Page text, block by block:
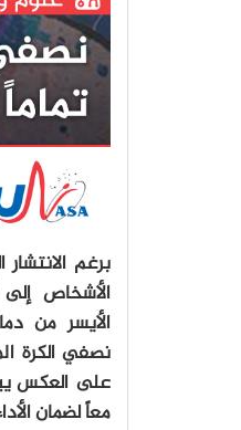
برغم
الأشخاص
الأيسر من
نصفي الكرة
على العكس
معاً لضمان